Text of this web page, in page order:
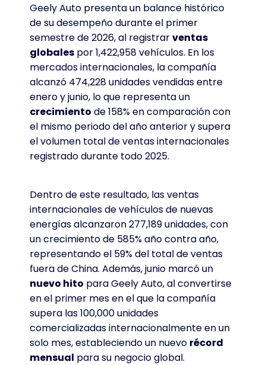
Geely Auto presenta un balance histórico
de su desempeño durante el primer
semestre de 2026, al registrarventas
globales por 1,422,958 vehículos. En los
mercados internacionales, la compañía
alcanzó 474,228 unidades vendidas entre
enero y junio, lo que representa un
crecimiento de 158% en comparación con
el mismo periodo del año anterior y supera
el volumen total de ventas internacionales
registrado durante todo 2025.
Dentro de este resultado, las ventas
internacionales de vehículos de nuevas
energías alcanzaron 277,189 unidades, con
un crecimiento de 585% año contra año,
representando el 59% del total de ventas
fuera de China. Además, junio marcó un
nuevo hito para Geely Auto, al convertirse
en el primer mes en el que la compañía
supera las 100,000 unidades
comercializadas internacionalmente en un
solo mes, estableciendo un nuevo récord
mensual para su negocio global.